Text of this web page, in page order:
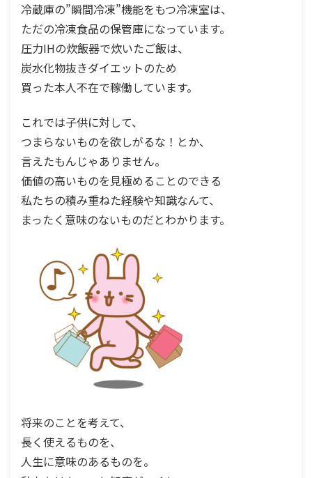
冷蔵庫の”瞬間冷凍”機能をもつ冷凍室は、
ただの冷凍食品の保管庫になっています。
圧力IHの炊飯器で炊いたご飯は、
炭水化物抜きダイエットのため
買った本人不在で稼働しています。
これでは子供に対して、
つまらないものを欲しがるな！とか、
言えたもんじゃありません。
価値の高いものを見極めることのできる
私たちの積み重ねた経験や知識なんて、
まったく意味のないものだとわかります。
将来のことを考えて、
長く使えるものを、
人生に意味のあるものを。